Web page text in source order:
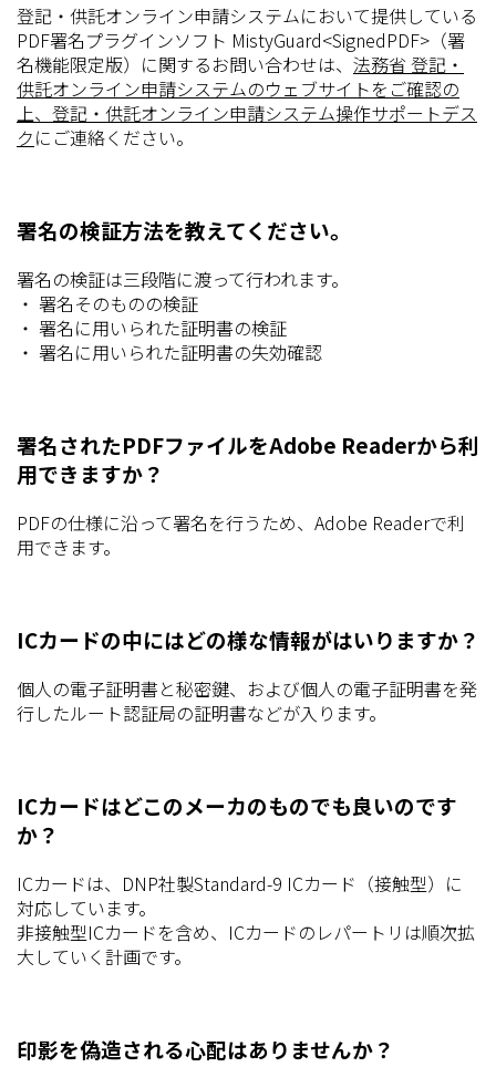
登記・供託オンライン申請システムにおいて提供している
PDF署名プラグインソフト MistyGuard<SignedPDF>（署
名機能限定版）に関するお問い合わせは、 法務省 登記・
供託オンライン申請システムのウェブサイトをご確認の
上、登記・供託オンライン申請システム操作サポートデス
クにご連絡ください。
署名の検証方法を教えてください。
署名の検証は三段階に渡って行われます。
・ 署名そのものの検証
・ 署名に用いられた証明書の検証
・ 署名に用いられた証明書の失効確認
署名されたPDFファイルをAdobe Readerから利
用できますか？
PDFの仕様に沿って署名を行うため、Adobe Readerで利
用できます。
ICカードの中にはどの様な情報がはいりますか？
個人の電子証明書と秘密鍵、および個人の電子証明書を発
行したルート認証局の証明書などが入ります。
ICカードはどこのメーカのものでも良いのです
か？
ICカードは、DNP社製Standard-9 ICカード（接触型）に
対応しています。
非接触型ICカードを含め、ICカードのレパートリは順次拡
大していく計画です。
印影を偽造される心配はありませんか？